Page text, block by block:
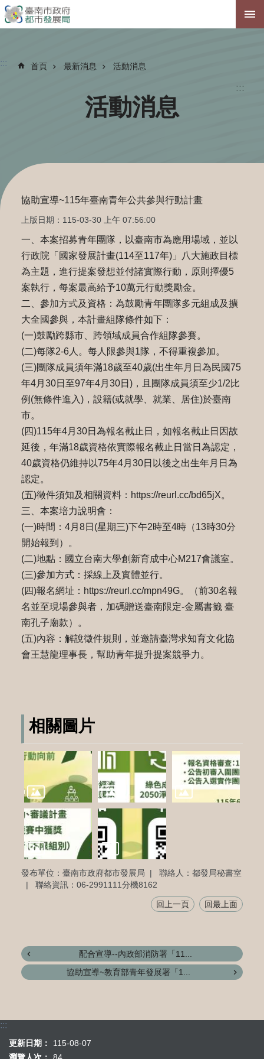
跳到主要內容區塊
:::
::: 首頁 最新消息 活動消息
活動消息
協助宣導~115年臺南青年公共參與行動計畫
上版日期：115-03-30 上午 07:56:00
一、本案招募青年團隊，以臺南市為應用場域，並以
行政院「國家發展計畫(114至117年)」八大施政目標
為主題，進行提案發想並付諸實際行動，原則擇優5
案執行，每案最高給予10萬元行動獎勵金。
二、參加方式及資格：為鼓勵青年團隊多元組成及擴
大全國參與，本計畫組隊條件如下：
(一)鼓勵跨縣市、跨領域成員合作組隊參賽。
(二)每隊2-6人。每人限參與1隊，不得重複參加。
(三)團隊成員須年滿18歲至40歲(出生年月日為民國75
年4月30日至97年4月30日)，且團隊成員須至少1/2比
例(無條件進入)，設籍(或就學、就業、居住)於臺南
市。
(四)115年4月30日為報名截止日，如報名截止日因故
延後，年滿18歲資格依實際報名截止日當日為認定，
40歲資格仍維持以75年4月30日以後之出生年月日為
認定。
(五)徵件須知及相關資料：https://reurl.cc/bd65jX。
三、本案培力說明會：
(一)時間：4月8日(星期三)下午2時至4時（13時30分
開始報到）。
(二)地點：國立台南大學創新育成中心M217會議室。
(三)參加方式：採線上及實體並行。
(四)報名網址：https://reurl.cc/mpn49G。（前30名報
名並至現場參與者，加碼贈送臺南限定-金屬書籤 臺
南孔子廟款）。
(五)內容：解說徵件規則，並邀請臺灣求知育文化協
會王慧龍理事長，幫助青年提升提案競爭力。
相關圖片
發布單位：臺南市政府都市發展局
聯絡人：都發局秘書室
聯絡資訊：06-2991111分機8162
回上一頁 回最上面
配合宣導--內政部消防署「11...
協助宣導~教育部青年發展署「1...
:::
更新日期：
115-08-07
瀏覽人次：
84